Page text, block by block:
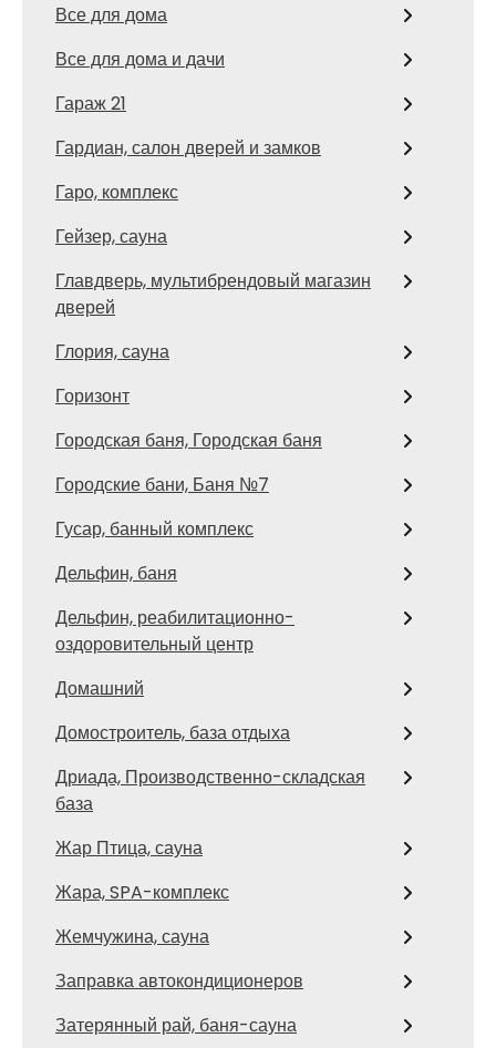
Все для дома
Все для дома и дачи
Гараж 21
Гардиан, салон дверей и замков
Гаро, комплекс
Гейзер, сауна
Главдверь, мультибрендовый магазин
дверей
Глория, сауна
Горизонт
Городская баня, Городская баня
Городские бани, Баня №7
Гусар, банный комплекс
Дельфин, баня
Дельфин, реабилитационно-
оздоровительный центр
Домашний
Домостроитель, база отдыха
Дриада, Производственно-складская
база
Жар Птица, сауна
Жара, SPA-комплекс
Жемчужина, сауна
Заправка автокондиционеров
Затерянный рай, баня-сауна